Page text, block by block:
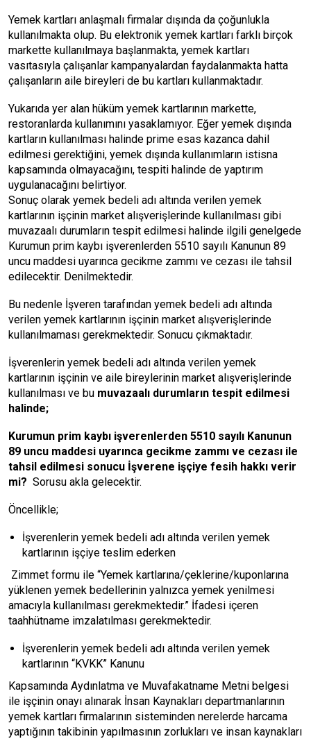
Yemek kartları anlaşmalı firmalar dışında da çoğunlukla
kullanılmakta olup. Bu elektronik yemek kartları farklı birçok
markette kullanılmaya başlanmakta, yemek kartları
vasıtasıyla çalışanlar kampanyalardan faydalanmakta hatta
çalışanların aile bireyleri de bu kartları kullanmaktadır.
Yukarıda yer alan hüküm yemek kartlarının markette,
restoranlarda kullanımını yasaklamıyor. Eğer yemek dışında
kartların kullanılması halinde prime esas kazanca dahil
edilmesi gerektiğini, yemek dışında kullanımların istisna
kapsamında olmayacağını, tespiti halinde de yaptırım
uygulanacağını belirtiyor.
Sonuç olarak yemek bedeli adı altında verilen yemek
kartlarının işçinin market alışverişlerinde kullanılması gibi
muvazaalı durumların tespit edilmesi halinde ilgili genelgede
Kurumun prim kaybı işverenlerden 5510 sayılı Kanunun 89
uncu maddesi uyarınca gecikme zammı ve cezası ile tahsil
edilecektir. Denilmektedir.
Bu nedenle İşveren tarafından yemek bedeli adı altında
verilen yemek kartlarının işçinin market alışverişlerinde
kullanılmaması gerekmektedir. Sonucu çıkmaktadır.
İşverenlerin yemek bedeli adı altında verilen yemek
kartlarının işçinin ve aile bireylerinin market alışverişlerinde
kullanılması ve bu muvazaalı durumların tespit edilmesi
halinde;
Kurumun prim kaybı işverenlerden 5510 sayılı Kanunun
89 uncu maddesi uyarınca gecikme zammı ve cezası ile
tahsil edilmesi sonucu İşverene işçiye fesih hakkı verir
mi? Sorusu akla gelecektir.
Öncellikle;
İşverenlerin yemek bedeli adı altında verilen yemek
kartlarının işçiye teslim ederken
Zimmet formu ile “Yemek kartlarına/çeklerine/kuponlarına
yüklenen yemek bedellerinin yalnızca yemek yenilmesi
amacıyla kullanılması gerekmektedir.” İfadesi içeren
taahhütname imzalatılması gerekmektedir.
İşverenlerin yemek bedeli adı altında verilen yemek
kartlarının “KVKK” Kanunu
Kapsamında Aydınlatma ve Muvafakatname Metni belgesi
ile işçinin onayı alınarak İnsan Kaynakları departmanlarının
yemek kartları firmalarının sisteminden nerelerde harcama
yaptığının takibinin yapılmasının zorlukları ve insan kaynakları